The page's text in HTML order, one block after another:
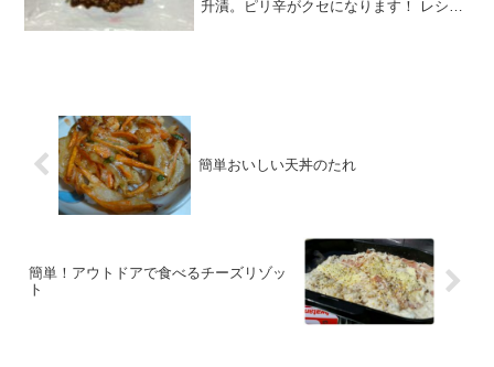
升漬。ピリ辛がクセになります！ レシピ
簡単おいしい天丼のたれ
簡単！アウトドアで食べるチーズリゾッ
ト